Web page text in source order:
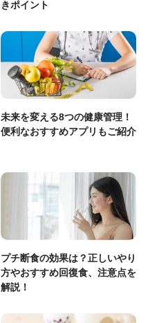
きポイント
未来を変える8つの健康管理！
便利なおすすめアプリもご紹介
プチ断食の効果は？正しいやり
方やおすすめ回復食、注意点を
解説！